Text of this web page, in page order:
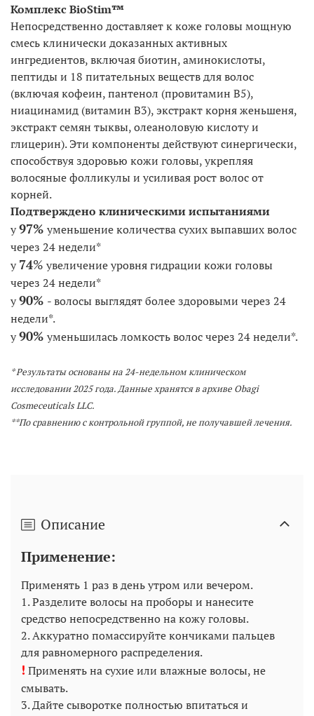
Комплекс BioStim™
Непосредственно доставляет к коже головы мощную
смесь клинически доказанных активных
ингредиентов, включая биотин, аминокислоты,
пептиды и 18 питательных веществ для волос
(включая кофеин, пантенол (провитамин B5),
ниацинамид (витамин B3), экстракт корня женьшеня,
экстракт семян тыквы, олеаноловую кислоту и
глицерин). Эти компоненты действуют синергически,
способствуя здоровью кожи головы, укрепляя
волосяные фолликулы и усиливая рост волос от
корней.
Подтверждено клиническими испытаниями
у97% уменьшение количества сухих выпавших волос
через 24 недели*
у 74% увеличение уровня гидрации кожи головы
через 24 недели*
у90% - волосы выглядят более здоровыми через 24
недели*.
у90% уменьшилась ломкость волос через 24 недели*.
* Результаты основаны на 24-недельном клиническом
исследовании 2025 года. Данные хранятся в архиве Obagi
Cosmeceuticals LLC.
**По сравнению с контрольной группой, не получавшей лечения.
Описание
Применение:
Применять 1 раз в день утром или вечером.
1. Разделите волосы на проборы и нанесите
средство непосредственно на кожу головы.
2. Аккуратно помассируйте кончиками пальцев
для равномерного распределения.
! Применять на сухие или влажные волосы, не
смывать.
3. Дайте сыворотке полностью впитаться и